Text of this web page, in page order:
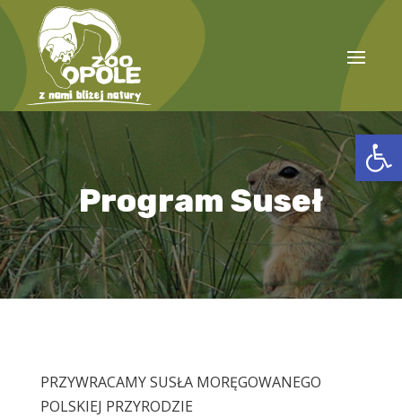
Program Suseł
PRZYWRACAMY SUSŁA MORĘGOWANEGO
POLSKIEJ PRZYRODZIE